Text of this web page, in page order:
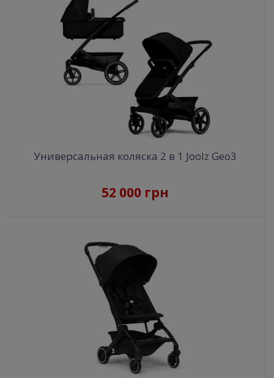
Универсальная коляска 2 в 1 Joolz Geo3
52 000 грн